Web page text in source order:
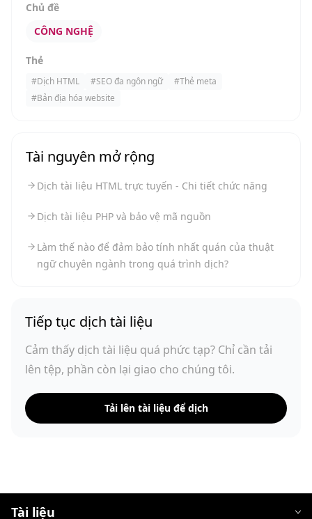
Chủ đề
CÔNG NGHỆ
Thẻ
#Dịch HTML #SEO đa ngôn ngữ #Thẻ meta
#Bản địa hóa website
Tài nguyên mở rộng
Dịch tài liệu HTML trực tuyến - Chi tiết chức năng
Dịch tài liệu PHP và bảo vệ mã nguồn
Làm thế nào để đảm bảo tính nhất quán của thuật
ngữ chuyên ngành trong quá trình dịch?
Tiếp tục dịch tài liệu
Cảm thấy dịch tài liệu quá phức tạp? Chỉ cần tải
lên tệp, phần còn lại giao cho chúng tôi.
Tải lên tài liệu để dịch
Tài liệu